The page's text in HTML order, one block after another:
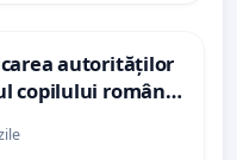
autorităților
copilului român
Gheorghe, aflat în
de 12